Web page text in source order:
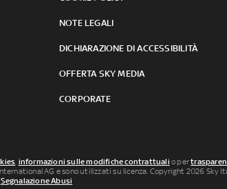
NOTE LEGALI
DICHIARAZIONE DI ACCESSIBILITÀ
OFFERTA SKY MEDIA
CORPORATE
, informazioni sulle modifiche contrattuali o per
AG e sono utilizzati su licenza. Copyright 2026 Sky
Segnalazione Abusi